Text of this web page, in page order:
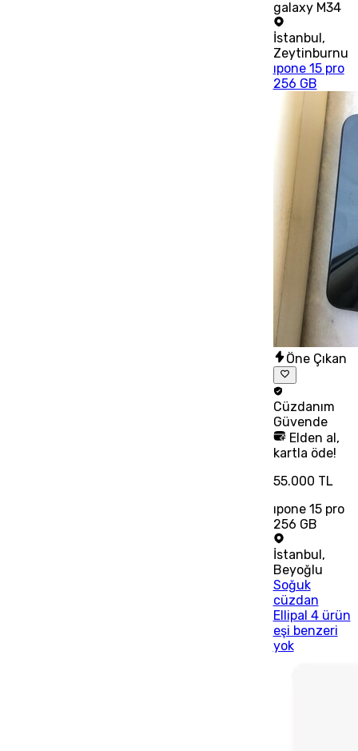
galaxy M34
İstanbul,
Zeytinburnu
ıpone 15 pro
256 GB
Öne Çıkan
Cüzdanım
Güvende
Elden al,
kartla öde!
55.000 TL
ıpone 15 pro
256 GB
İstanbul,
Beyoğlu
Soğuk
cüzdan
Ellipal 4 ürün
eşi benzeri
yok